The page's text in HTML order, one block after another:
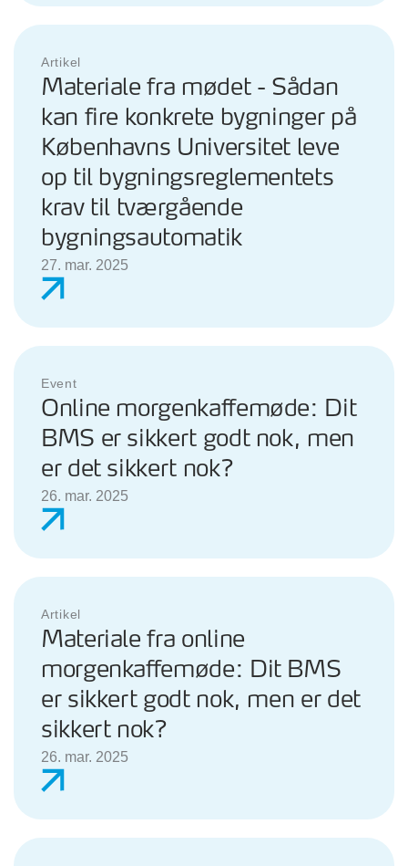
Artikel
Materiale fra mødet - Sådan
kan fire konkrete bygninger på
Københavns Universitet leve
op til bygningsreglementets
krav til tværgående
bygningsautomatik
27. mar. 2025
Event
Online morgenkaffemøde: Dit
BMS er sikkert godt nok, men
er det sikkert nok?
26. mar. 2025
Artikel
Materiale fra online
morgenkaffemøde: Dit BMS
er sikkert godt nok, men er det
sikkert nok?
26. mar. 2025